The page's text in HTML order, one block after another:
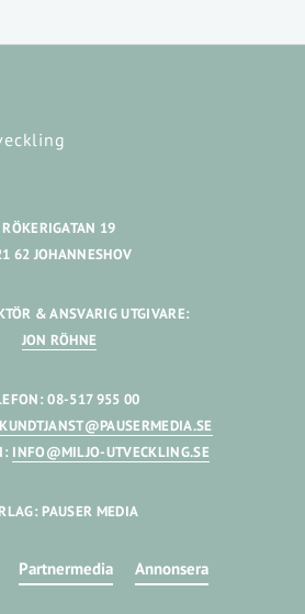
RÖKERIGATAN 19
62 JOHANNESHOV
& ANSVARIG UTGIVARE:
JON RÖHNE
08-517 955 00
KUNDTJANST@PAUSERMEDIA.SE
INFO@MILJO-UTVECKLING.SE
PAUSER MEDIA
Partnermedia Annonsera